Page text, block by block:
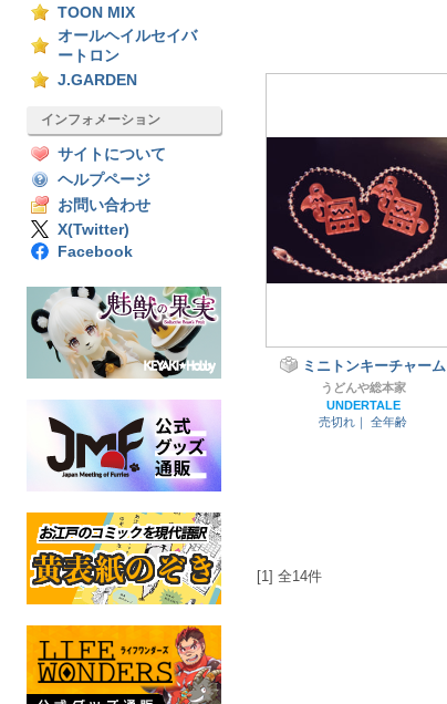
TOON MIX
オールヘイルセイバ
ートロン
J.GARDEN
インフォメーション
サイトについて
ヘルプページ
お問い合わせ
X(Twitter)
Facebook
ミニトンキーチャーム
うどんや総本家
UNDERTALE
売切れ｜
全年齢
[1] 全14件